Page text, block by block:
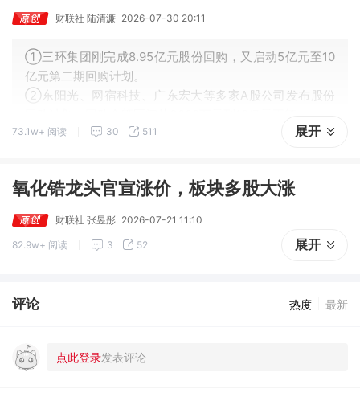
财联社 陆清濂 2026-07-30 20:11
①三环集团刚完成8.95亿元股份回购，又启动5亿元至10
亿元第二期回购计划。
②东阳光、网宿科技、广东宏大等多家A股公司发布股份
73.1w+ 阅读 30 511 展开
氧化锆龙头官宣涨价，板块多股大涨
财联社 张昱彤 2026-07-21 11:10
82.9w+ 阅读 3 52 展开
评论 热度 最新